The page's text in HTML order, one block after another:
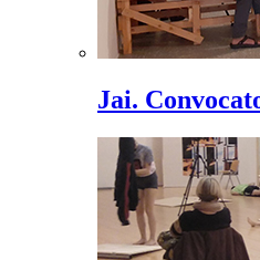
Jai.